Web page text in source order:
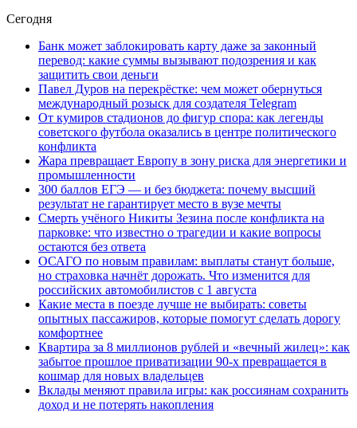
Сегодня
Банк может заблокировать карту даже за законный
перевод: какие суммы вызывают подозрения и как
защитить свои деньги
Павел Дуров на перекрёстке: чем может обернуться
международный розыск для создателя Telegram
От кумиров стадионов до фигур спора: как легенды
советского футбола оказались в центре политического
конфликта
Жара превращает Европу в зону риска для энергетики и
промышленности
300 баллов ЕГЭ — и без бюджета: почему высший
результат не гарантирует место в вузе мечты
Смерть учёного Никиты Зезина после конфликта на
парковке: что известно о трагедии и какие вопросы
остаются без ответа
ОСАГО по новым правилам: выплаты станут больше,
но страховка начнёт дорожать. Что изменится для
российских автомобилистов с 1 августа
Какие места в поезде лучше не выбирать: советы
опытных пассажиров, которые помогут сделать дорогу
комфортнее
Квартира за 8 миллионов рублей и «вечный жилец»: как
забытое прошлое приватизации 90-х превращается в
кошмар для новых владельцев
Вклады меняют правила игры: как россиянам сохранить
доход и не потерять накопления